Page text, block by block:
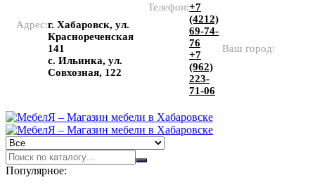
Адрес:г. Хабаровск, ул.
Краснореченская
141
с. Ильинка, ул.
Совхозная, 122
Телефон:+7
(4212)
69-74-
76
+7
(962)
223-
71-06
Ваш город:
Популярное: